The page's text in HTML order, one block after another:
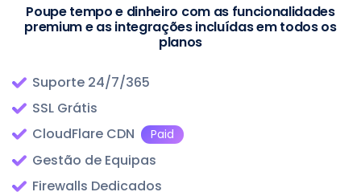
DO128GB 128 GB 24 Core
DO192GB
Poupe tempo e dinheiro com as funcionalidades
premium e as integrações incluídas em todos os
planos
Suporte 24/7/365
SSL Grátis
CloudFlare CDN
Paid
Gestão de Equipas
Firewalls Dedicados